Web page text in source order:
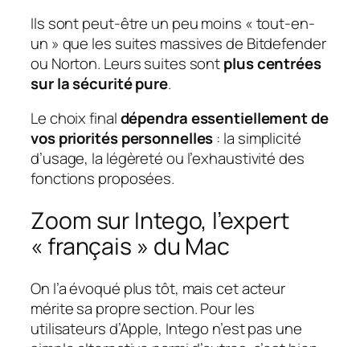
Ils sont peut-être un peu moins « tout-en-
un » que les suites massives de Bitdefender
ou Norton. Leurs suites sontplus centrées
sur la sécurité pure.
Le choix finaldépendra essentiellement de
vos priorités personnelles : la simplicité
d’usage, la légèreté ou l’exhaustivité des
fonctions proposées.
Zoom sur Intego, l’expert
« français » du Mac
On l’a évoqué plus tôt, mais cet acteur
mérite sa propre section. Pour les
utilisateurs d’Apple, Intego n’est pas une